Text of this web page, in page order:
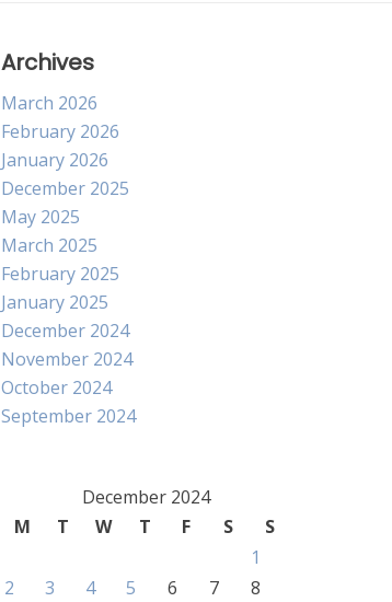
Archives
March 2026
February 2026
January 2026
December 2025
May 2025
March 2025
February 2025
January 2025
December 2024
November 2024
October 2024
September 2024
December 2024
M
T W T F S
S
1
2
3 4 5 6 7
8